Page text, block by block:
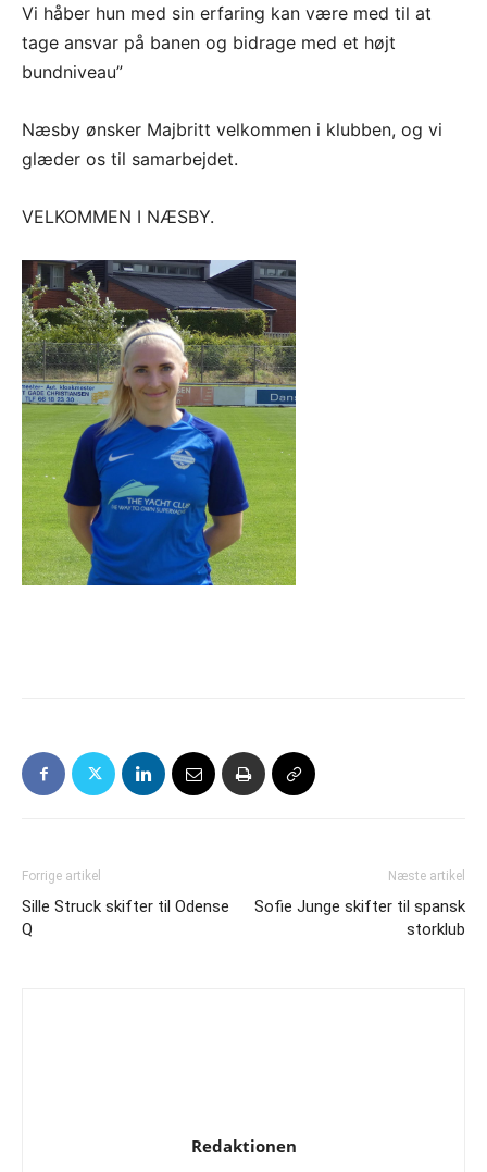
Vi håber hun med sin erfaring kan være med til at
tage ansvar på banen og bidrage med et højt
bundniveau”
Næsby ønsker Majbritt velkommen i klubben, og vi
glæder os til samarbejdet.
VELKOMMEN I NÆSBY.
Forrige artikel
Sille Struck skifter til Odense
Q
Næste artikel
Sofie Junge skifter til spansk
storklub
Redaktionen